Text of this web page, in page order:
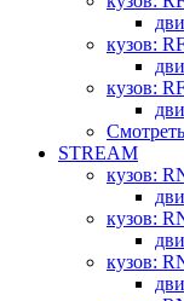
кузов:
кузов:
STREAM
кузов:
кузов:
кузов: